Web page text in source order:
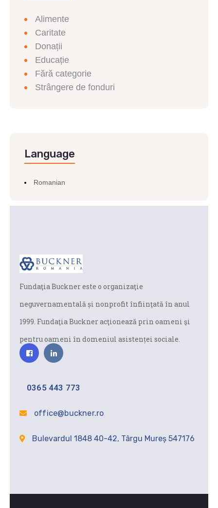
Alimente
Caritate
Donații
Educație
Fără categorie
Strângere de fonduri
Language
Romanian
Fundaţia Buckner este o organizaţie
neguvernamentală și nonprofit înfiinţată în anul
1999. Fundaţia Buckner acţionează prin oameni şi
pentru oameni în domeniul asistenței sociale.
0365 443 773
office@buckner.ro
Bulevardul 1848 40-42, Târgu Mureș 547176